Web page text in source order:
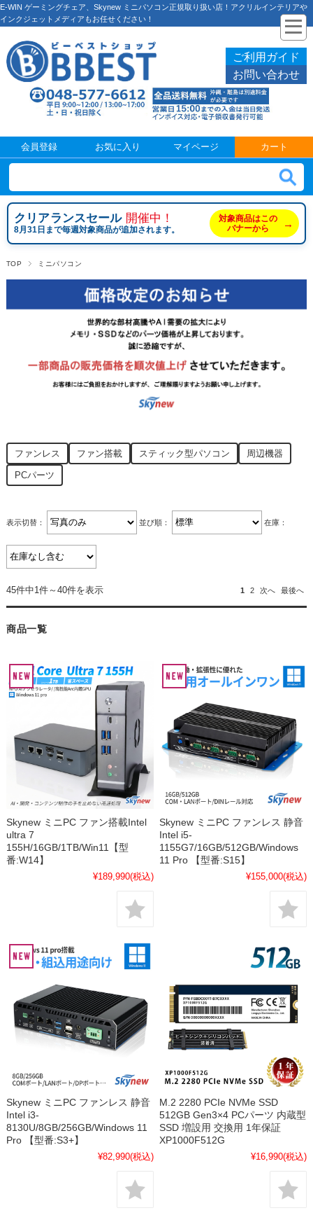
E-WIN ゲーミングチェア、Skynew ミニパソコン正規取り扱い店！アクリルインテリアや
インクジェットメディアもお任せください！
ご利用ガイド
お問い合わせ
会員登録 お気に入り マイページ カート
クリアランスセール 開催中！
8月31日まで毎週対象商品が追加されます。
対象商品はこの
バナーから
→
TOP ミニパソコン
ファンレス ファン搭載 スティック型パソコン 周辺機器
PCパーツ
表示切替： 並び順： 在庫：
45件中1件～40件を表示 1 2 次へ 最後へ
商品一覧
Skynew ミニPC ファン搭載Intel
ultra 7
155H/16GB/1TB/Win11【型
番:W14】
¥189,990(税込)
Skynew ミニPC ファンレス 静音
Intel i5-
1155G7/16GB/512GB/Windows
11 Pro 【型番:S15】
¥155,000(税込)
Skynew ミニPC ファンレス 静音
Intel i3-
8130U/8GB/256GB/Windows 11
Pro 【型番:S3+】
¥82,990(税込)
M.2 2280 PCIe NVMe SSD
512GB Gen3×4 PCパーツ 内蔵型
SSD 増設用 交換用 1年保証
XP1000F512G
¥16,990(税込)